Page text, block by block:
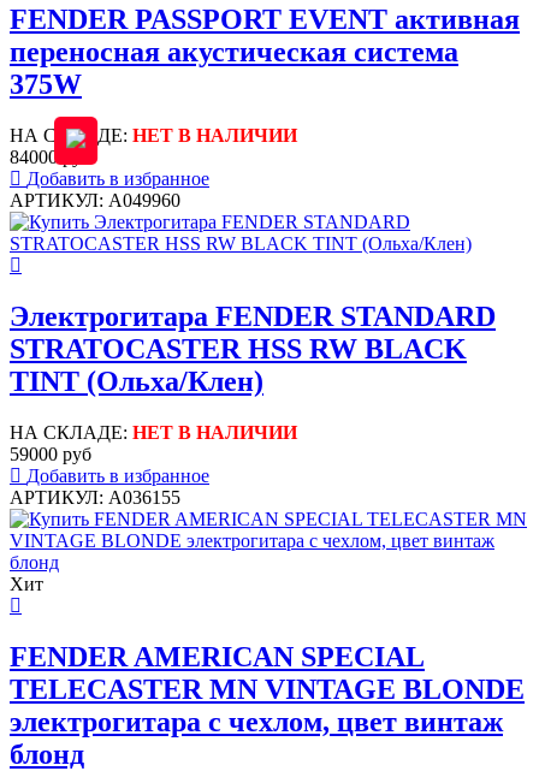
FENDER PASSPORT EVENT активная
переносная акустическая система
375W
НА СКЛАДЕ: НЕТ В НАЛИЧИИ
84000 руб
Добавить в избранное
АРТИКУЛ: A049960
Электрогитара FENDER STANDARD
STRATOCASTER HSS RW BLACK
TINT (Ольха/Клен)
НА СКЛАДЕ: НЕТ В НАЛИЧИИ
59000 руб
Добавить в избранное
АРТИКУЛ: A036155
Хит
FENDER AMERICAN SPECIAL
TELECASTER MN VINTAGE BLONDE
электрогитара с чехлом, цвет винтаж
блонд